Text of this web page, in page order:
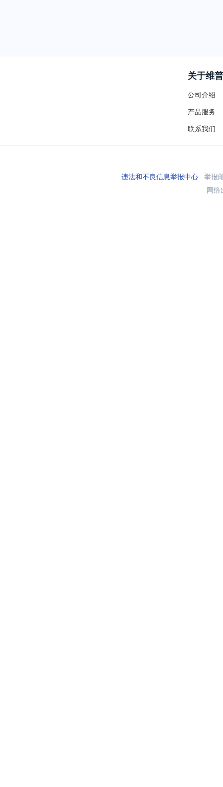
关于维普
公司介绍
产品服务
联系我们
违法和不良信息举报中心举报
网